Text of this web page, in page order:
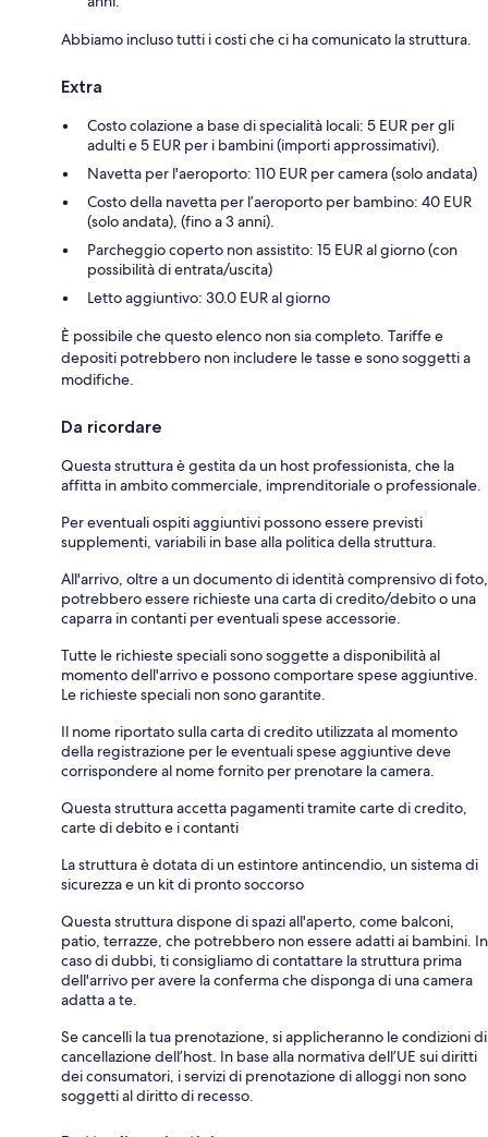
Abbiamo incluso tutti i costi che ci ha comunicato la struttura.
Extra
Costo colazione a base di specialità locali: 5 EUR per gli
adulti e 5 EUR per i bambini (importi approssimativi).
Navetta per l'aeroporto: 110 EUR per camera (solo andata)
Costo della navetta per l’aeroporto per bambino: 40 EUR
(solo andata), (fino a 3 anni).
Parcheggio coperto non assistito: 15 EUR al giorno (con
possibilità di entrata/uscita)
Letto aggiuntivo: 30.0 EUR al giorno
È possibile che questo elenco non sia completo. Tariffe e
depositi potrebbero non includere le tasse e sono soggetti a
modifiche.
Da ricordare
Questa struttura è gestita da un host professionista, che la
affitta in ambito commerciale, imprenditoriale o professionale.
Per eventuali ospiti aggiuntivi possono essere previsti
supplementi, variabili in base alla politica della struttura.
All'arrivo, oltre a un documento di identità comprensivo di foto,
potrebbero essere richieste una carta di credito/debito o una
caparra in contanti per eventuali spese accessorie.
Tutte le richieste speciali sono soggette a disponibilità al
momento dell'arrivo e possono comportare spese aggiuntive.
Le richieste speciali non sono garantite.
Il nome riportato sulla carta di credito utilizzata al momento
della registrazione per le eventuali spese aggiuntive deve
corrispondere al nome fornito per prenotare la camera.
Questa struttura accetta pagamenti tramite carte di credito,
carte di debito e i contanti
La struttura è dotata di un estintore antincendio, un sistema di
sicurezza e un kit di pronto soccorso
Questa struttura dispone di spazi all'aperto, come balconi,
patio, terrazze, che potrebbero non essere adatti ai bambini. In
caso di dubbi, ti consigliamo di contattare la struttura prima
dell'arrivo per avere la conferma che disponga di una camera
adatta a te.
Se cancelli la tua prenotazione, si applicheranno le condizioni di
cancellazione dell’host. In base alla normativa dell’UE sui diritti
dei consumatori, i servizi di prenotazione di alloggi non sono
soggetti al diritto di recesso.